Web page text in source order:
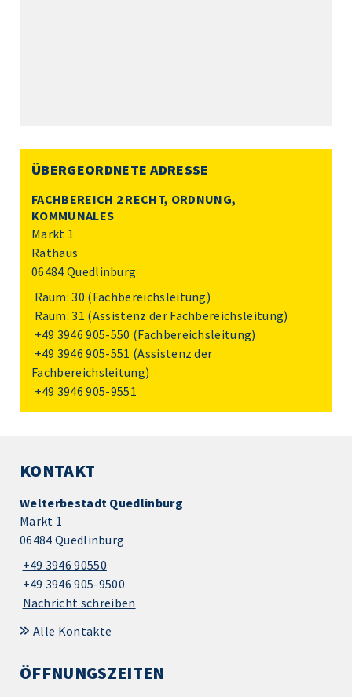
ÜBERGEORDNETE ADRESSE
FACHBEREICH 2 RECHT, ORDNUNG,
KOMMUNALES
Markt 1
Rathaus
06484 Quedlinburg
Raum: 30 (Fachbereichsleitung)
Raum: 31 (Assistenz der Fachbereichsleitung)
+49 3946 905-550 (Fachbereichsleitung)
+49 3946 905-551 (Assistenz der
Fachbereichsleitung)
+49 3946 905-9551
KONTAKT
Welterbestadt Quedlinburg
Markt 1
06484 Quedlinburg
+49 3946 90550
+49 3946 905-9500
Nachricht schreiben
Alle Kontakte
ÖFFNUNGSZEITEN